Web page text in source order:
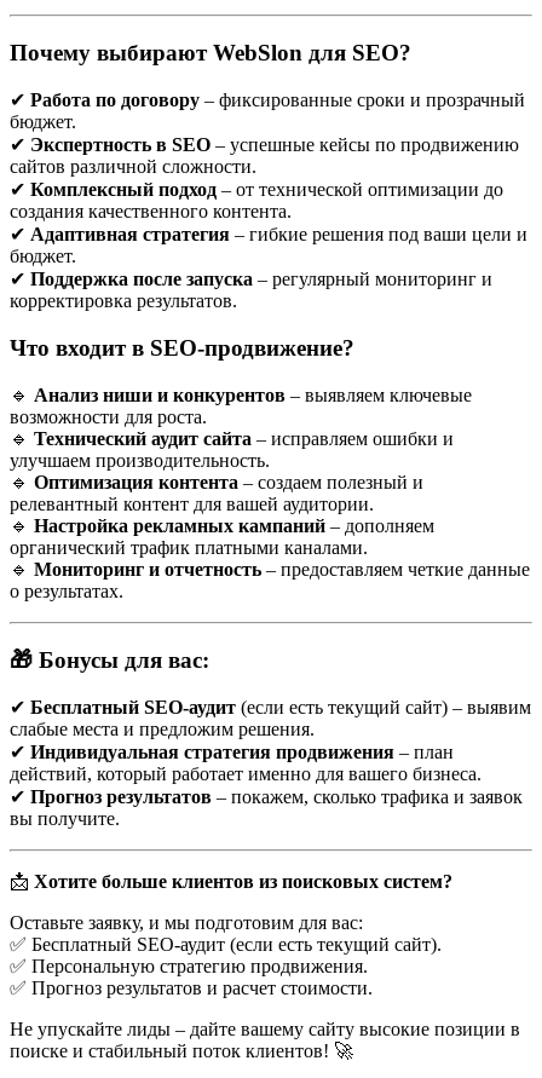
SEO эффективно для большинства ниш:
Салоны красоты, стоматологии, медицинские центры
Интернет-магазины с доставкой по Гродно и области
Строительные и ремонтные компании
Услуги частных специалистов (юристы, фотографы,
репетиторы)
Кафе, рестораны, отели
Если ваш бизнес ориентирован на жителей Гродно или
ближайших районов —
локальное продвижение в Google
даст вам устойчивый поток клиентов без постоянных затрат
🚀 Этапы SEO-продвижения на Google в Гродно
1. 🔎 Аудит сайта
Проводим технический и SEO-аудит сайта: проверяем
скорость загрузки, адаптивность, наличие ошибок, дубли
страниц и т.д.
Формируем списокключевых запросов
, по которым люди
ищут ваши товары или услуги в регионе.
Примеры локальных запросов:
Частотность
стоматология в Гродно
900
ремонт квартир Гродно
1 200
шиномонтаж в Гродно
650
СЕО продвижение на Google в
Гродно
50
3. 🛠️ Внутренняя оптимизация
Почему выбирают WebSlon для SEO?
✔ Работа по договору – фиксированные сроки и прозрачный
бюджет.
✔ Экспертность в SEO – успешные кейсы по продвижению
сайтов различной сложности.
✔ Комплексный подход – от технической оптимизации до
создания качественного контента.
✔ Адаптивная стратегия – гибкие решения под ваши цели и
бюджет.
✔ Поддержка после запуска – регулярный мониторинг и
корректировка результатов.
Что входит в SEO-продвижение?
🔹 Анализ ниши и конкурентов – выявляем ключевые
возможности для роста.
🔹 Технический аудит сайта – исправляем ошибки и
улучшаем производительность.
🔹 Оптимизация контента – создаем полезный и
релевантный контент для вашей аудитории.
🔹 Настройка рекламных кампаний – дополняем
органический трафик платными каналами.
🔹 Мониторинг и отчетность – предоставляем четкие данные
о результатах.
🎁 Бонусы для вас:
✔ Бесплатный SEO-аудит (если есть текущий сайт) – выявим
слабые места и предложим решения.
✔ Индивидуальная стратегия продвижения – план
действий, который работает именно для вашего бизнеса.
✔ Прогноз результатов – покажем, сколько трафика и заявок
вы получите.
📩 Хотите больше клиентов из поисковых систем?
Оставьте заявку, и мы подготовим для вас:
✅ Бесплатный SEO-аудит (если есть текущий сайт).
✅ Персональную стратегию продвижения.
✅ Прогноз результатов и расчет стоимости.
Не упускайте лиды – дайте вашему сайту высокие позиции в
поиске и стабильный поток клиентов! 🚀